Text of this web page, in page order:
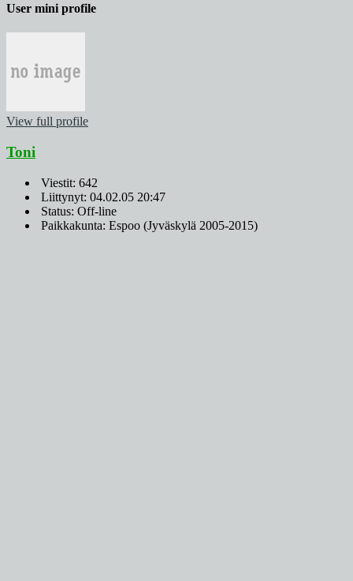
User mini profile
View full profile
Toni
Viestit: 642
Liittynyt: 04.02.05 20:47
Status: Off-line
Paikkakunta: Espoo (Jyväskylä 2005-2015)